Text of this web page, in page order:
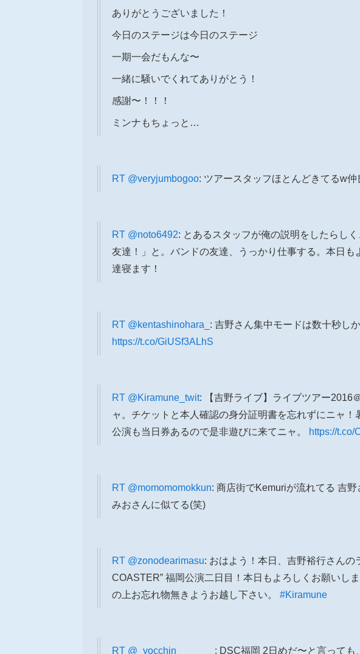
ありがとうございました！
今日のステージは今日のステージ
一期一会だもんな〜
一緒に騒いでくれてありがとう！
感謝〜！！！
ミンナもちょっと…
RT @veryjumbogoo: ツアースタッフほとんどきてるw仲
RT @noto6492: とあるスタッフが俺の説明をしたらし
友達！」と。バンドの友達、うっかり仕事する。本日
達寝ます！
RT @kentashinohara_ : 吉野さん集中モードは数十秒し
https://t.co/GiUSf3ALhS
RT @Kiramune_twit: 【吉野ライブ】ライブツアー2016
ャ。チケットと本人確認の身分証明書を忘れずにニャ
公演も当日券あるので是非遊びに来てニャ。
https://
RT @momomomokkun: 商店街でKemuriが流れてる 吉
みおさんに似てる(笑)
RT @zonodearimasu: おはよう！本日、吉野裕行さんの
COASTER” 福岡公演二日目！本日もよろしくお願いし
の上お忘れ物無きようお越し下さい。 #Kiramune
RT @_yocchin_______ : DSC福岡 2日めだ〜と言っても、